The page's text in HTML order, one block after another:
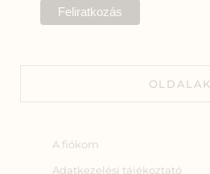
OLDALAK
A fiókom
Adatkezelési tájékoztató